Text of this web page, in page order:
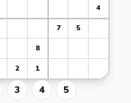
4
7 5
8
2 1
3 4
5